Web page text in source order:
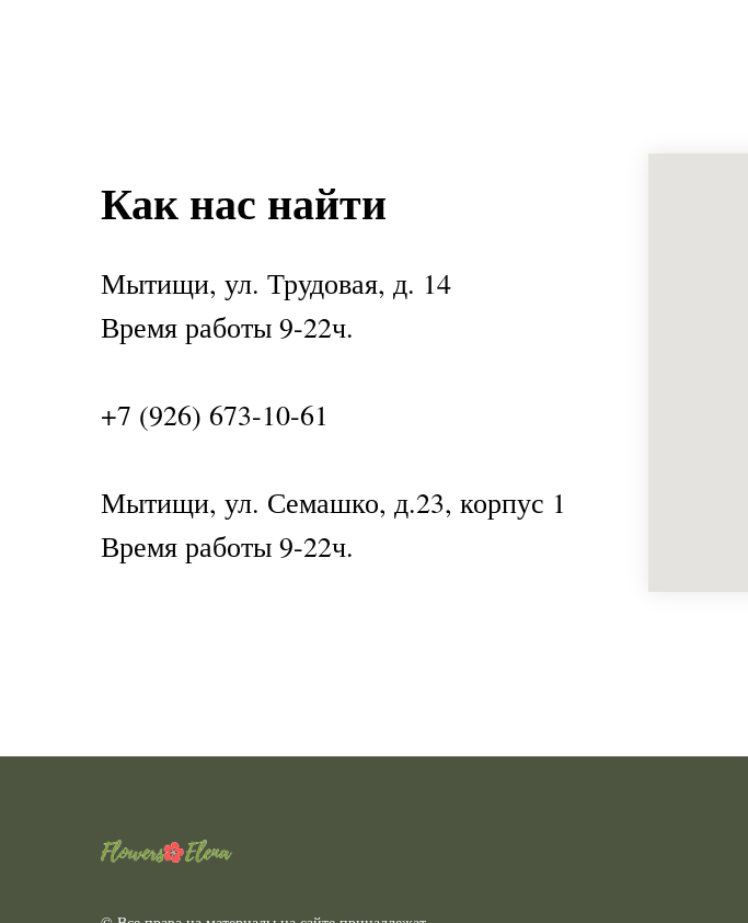
Как нас найти
Мытищи, ул. Трудовая, д. 14
Время работы 9-22ч.
+7 (926) 673-10-61
Мытищи, ул. Семашко, д.23, корпус 1
Время работы 9-22ч.